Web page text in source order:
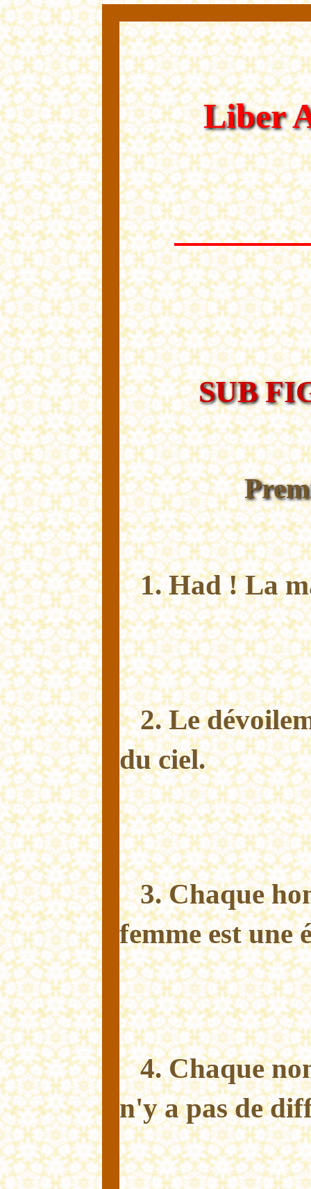
Liber
SUB
1. Had ! La
2. Le
du ciel.
3. Chaque
femme est une
4. Chaque
n'y a pas de